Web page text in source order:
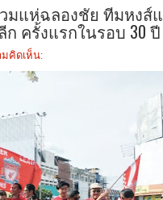
มแห่ฉลองชัย ทีมหงส์
ครั้งแรกในรอบ 30 ปี
คิดเห็น: